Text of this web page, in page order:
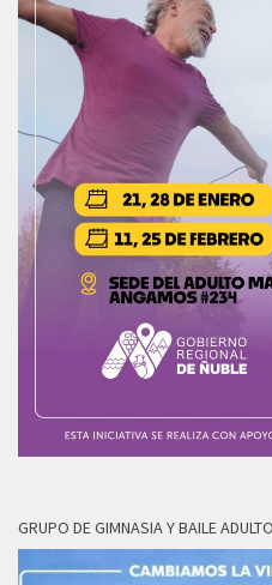
GRUPO DE GIMNASIA Y BAILE